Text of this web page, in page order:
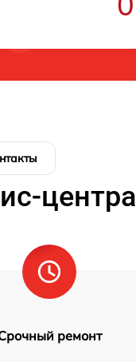
центра
ремонт